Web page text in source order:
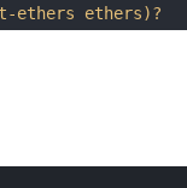
ethers ethers)?